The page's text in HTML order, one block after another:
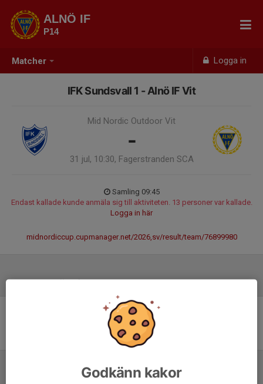
Matcher Logga in
ALNÖ IF
P14
IFK Sundsvall 1 - Alnö IF Vit
Mid Nordic Outdoor Vit
-
31 jul, 10:30, Fagerstranden SCA
Samling 09:45
Endast kallade kunde anmäla sig till aktiviteten. 13 personer var kallade.
Logga in här
midnordiccup.cupmanager.net/2026,sv/result/team/76899980
Laguppställning
Ingen uppställning ifylld
Godkänn kakor